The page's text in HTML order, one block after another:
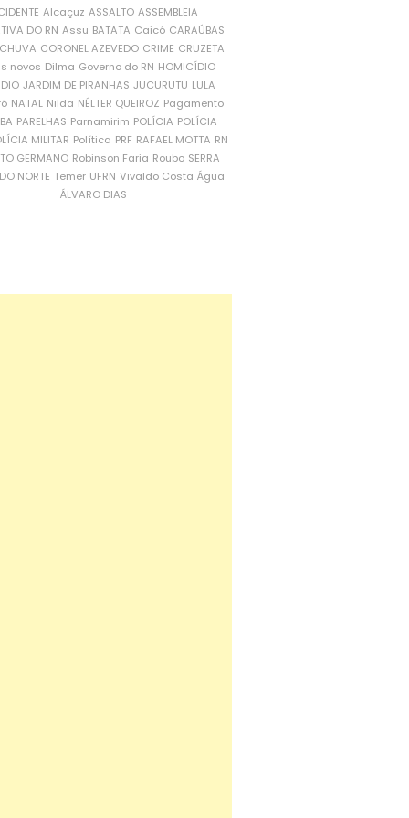
Alcaçuz ASSALTO ASSEMBLEIA
DO RN Assu BATATA Caicó CARAÚBAS
CORONEL AZEVEDO CRIME CRUZETA
novos Dilma Governo do RN HOMICÍDIO
JARDIM DE PIRANHAS JUCURUTU LULA
NATAL Nilda NÉLTER QUEIROZ Pagamento
PARELHAS Parnamirim POLÍCIA POLÍCIA
MILITAR Política PRF RAFAEL MOTTA RN
GERMANO Robinson Faria Roubo SERRA
NORTE Temer UFRN Vivaldo Costa Água
ÁLVARO DIAS